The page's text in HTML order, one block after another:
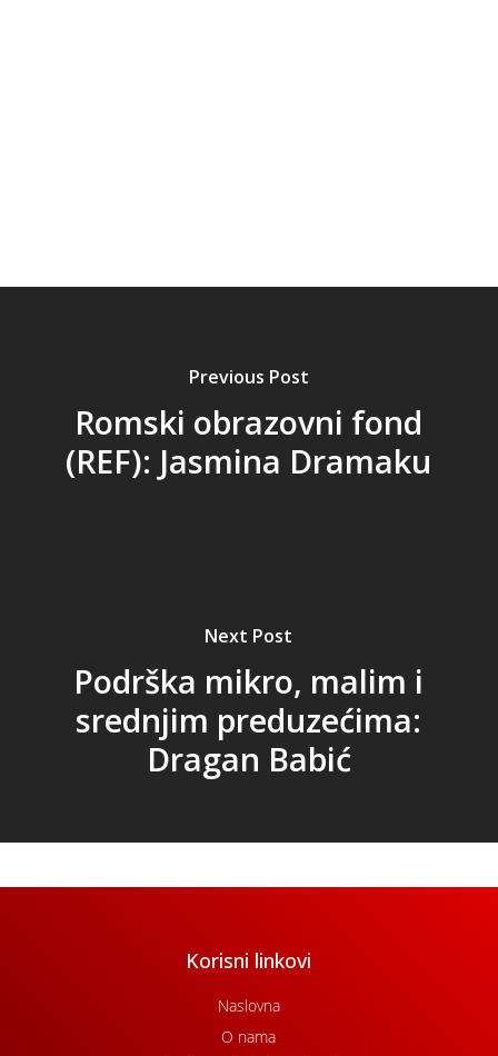
Previous Post
Romski obrazovni fond
(REF): Jasmina Dramaku
Next Post
Podrška mikro, malim i
srednjim preduzećima:
Dragan Babić
Korisni linkovi
Naslovna
O nama